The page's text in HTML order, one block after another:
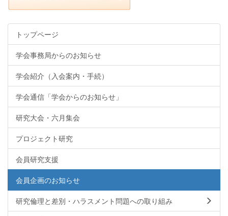
トップページ
学会事務局からのお知らせ
学会紹介（入会案内・手続）
学会通信「学会からのお知らせ」
研究大会・六月集会
プロジェクト研究
会員研究支援
会員企画のお知らせ
研究倫理と差別・ハラスメント問題への取り組み